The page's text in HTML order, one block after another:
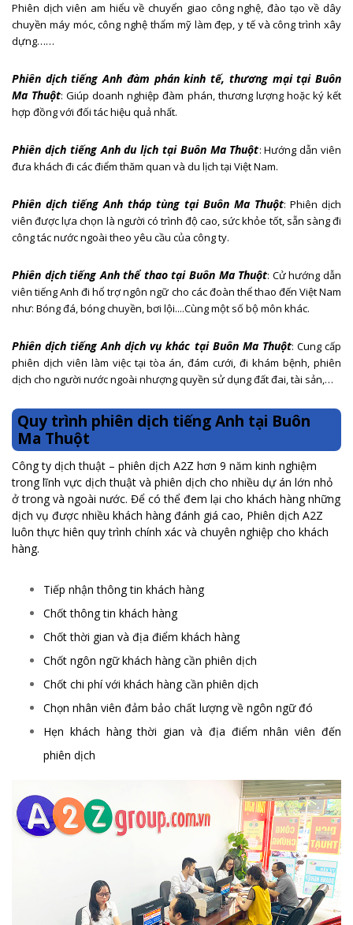
Phiên dịch viên am hiểu về chuyển giao công nghệ, đào tạo về dây
chuyền máy móc, công nghệ thẩm mỹ làm đẹp, y tế và công trình xây
dựng……
Phiên dịch tiếng Anh đàm phán kinh tế, thương mại tại Buôn
Ma Thuột: Giúp doanh nghiệp đàm phán, thương lượng hoặc ký kết
hợp đồng với đối tác hiệu quả nhất.
Phiên dịch tiếng Anh du lịch tại Buôn Ma Thuột: Hướng dẫn viên
đưa khách đi các điểm thăm quan và du lịch tại Việt Nam.
Phiên dịch tiếng Anh tháp tùng tại Buôn Ma Thuột: Phiên dịch
viên được lựa chọn là người có trình độ cao, sức khỏe tốt, sẵn sàng đi
công tác nước ngoài theo yêu cầu của công ty.
Phiên dịch tiếng Anh thể thao tại Buôn Ma Thuột: Cử hướng dẫn
viên tiếng Anh đi hổ trợ ngôn ngữ cho các đoàn thể thao đến Việt Nam
như: Bóng đá, bóng chuyền, bơi lội....Cùng một số bộ môn khác.
Phiên dịch tiếng Anh dịch vụ khác tại Buôn Ma Thuột: Cung cấp
phiên dịch viên làm việc tại tòa án, đám cưới, đi khám bệnh, phiên
dịch cho người nước ngoài nhượng quyền sử dụng đất đai, tài sản,…
Quy trình phiên dịch tiếng Anh tại Buôn
Ma Thuột
Công ty dịch thuật – phiên dịch A2Z hơn 9 năm kinh nghiệm
trong lĩnh vực dịch thuật và phiên dịch cho nhiều dự án lớn nhỏ
ở trong và ngoài nước. Để có thể đem lại cho khách hàng những
dịch vụ được nhiều khách hàng đánh giá cao, Phiên dịch A2Z
luôn thực hiên quy trình chính xác và chuyên nghiệp cho khách
hàng.
Tiếp nhận thông tin khách hàng
Chốt thông tin khách hàng
Chốt thời gian và địa điểm khách hàng
Chốt ngôn ngữ khách hàng cần phiên dịch
Chốt chi phí với khách hàng cần phiên dịch
Chọn nhân viên đảm bảo chất lượng về ngôn ngữ đó
Hẹn khách hàng thời gian và địa điểm nhân viên đến
phiên dịch